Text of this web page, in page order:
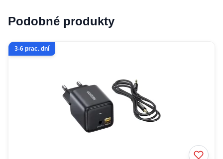
Podobné produkty
3-6 prac. dní